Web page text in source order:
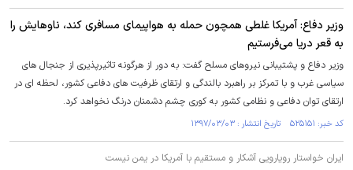
وزیر دفاع: آمریکا غلطی همچون حمله به هواپیمای مسافری کند، ناوهایش را
به قعر دریا می‌فرستیم
وزیر دفاع و پشتیبانی نیروهای مسلح گفت: به دور از هرگونه تاثیرپذیری از جنجال های
سیاسی غرب و با تمرکز بر راهبرد بالندگی و ارتقای ظرفیت های دفاعی کشور، لحظه ای در
ارتقای توان دفاعی و نظامی کشور به کوری چشم دشمنان درنگ نخواهد کرد.
کد خبر: ۵۲۵۱۵۱ تاریخ انتشار : ۱۳۹۷/۰۳/۰۳
ایران خواستار رویارویی آشکار و مستقیم با آمریکا در یمن نیست